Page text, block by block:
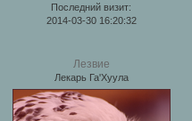
Последний визит:
2014-03-30 16:20:32
Лезвие
Лекарь Га'Хуула